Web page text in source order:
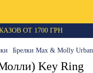
ОТ 1700 ГРН
Брелки Max & Molly Urban
Key Ring